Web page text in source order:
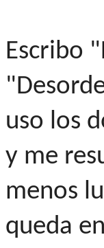
Escribo
uso los
y me
menos
queda